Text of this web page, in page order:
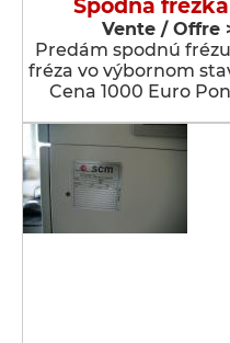
Spodná
Vente / Offre
Predám spodnú
fréza vo výbornom
Cena 1000 Euro